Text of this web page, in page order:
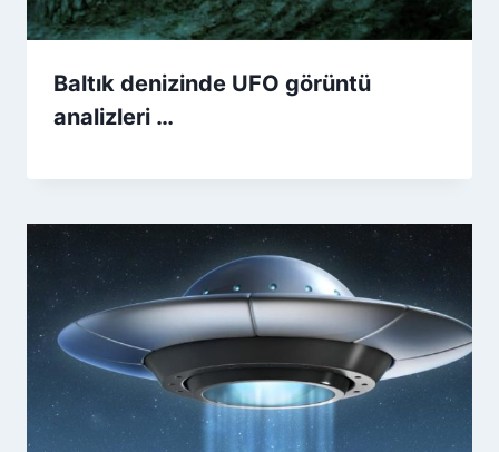
Baltık denizinde UFO görüntü
analizleri …